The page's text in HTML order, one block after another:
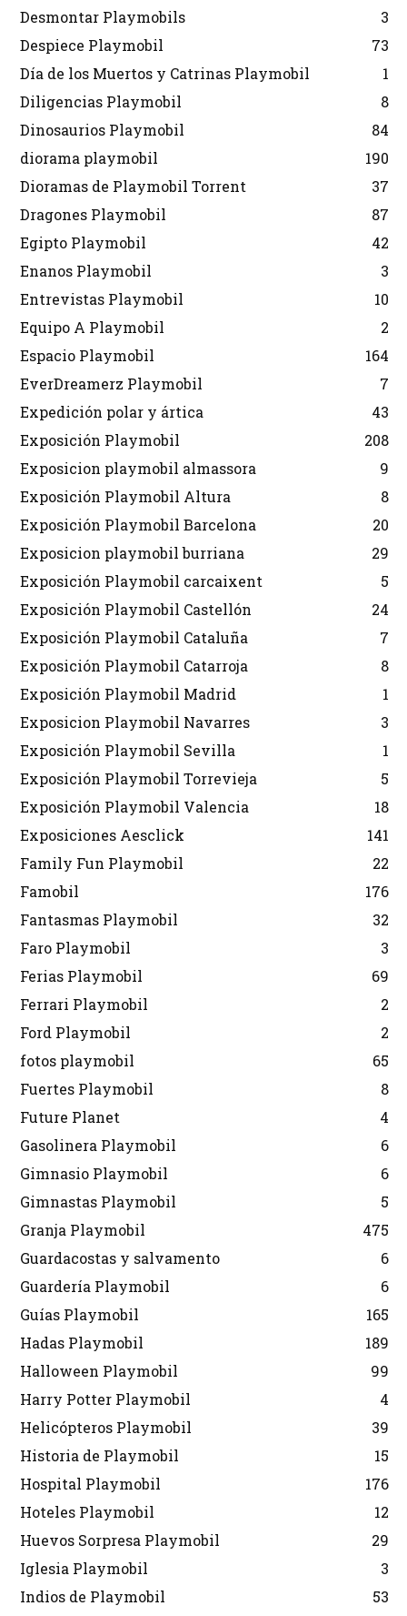
Desmontar Playmobils
3
Despiece Playmobil
73
Día de los Muertos y Catrinas Playmobil
1
Diligencias Playmobil
8
Dinosaurios Playmobil
84
diorama playmobil
190
Dioramas de Playmobil Torrent
37
Dragones Playmobil
87
Egipto Playmobil
42
Enanos Playmobil
3
Entrevistas Playmobil
10
Equipo A Playmobil
2
Espacio Playmobil
164
EverDreamerz Playmobil
7
Expedición polar y ártica
43
Exposición Playmobil
208
Exposicion playmobil almassora
9
Exposición Playmobil Altura
8
Exposición Playmobil Barcelona
20
Exposicion playmobil burriana
29
Exposición Playmobil carcaixent
5
Exposición Playmobil Castellón
24
Exposición Playmobil Cataluña
7
Exposición Playmobil Catarroja
8
Exposición Playmobil Madrid
1
Exposicion Playmobil Navarres
3
Exposición Playmobil Sevilla
1
Exposición Playmobil Torrevieja
5
Exposición Playmobil Valencia
18
Exposiciones Aesclick
141
Family Fun Playmobil
22
Famobil
176
Fantasmas Playmobil
32
Faro Playmobil
3
Ferias Playmobil
69
Ferrari Playmobil
2
Ford Playmobil
2
fotos playmobil
65
Fuertes Playmobil
8
Future Planet
4
Gasolinera Playmobil
6
Gimnasio Playmobil
6
Gimnastas Playmobil
5
Granja Playmobil
475
Guardacostas y salvamento
6
Guardería Playmobil
6
Guías Playmobil
165
Hadas Playmobil
189
Halloween Playmobil
99
Harry Potter Playmobil
4
Helicópteros Playmobil
39
Historia de Playmobil
15
Hospital Playmobil
176
Hoteles Playmobil
12
Huevos Sorpresa Playmobil
29
Iglesia Playmobil
3
Indios de Playmobil
53